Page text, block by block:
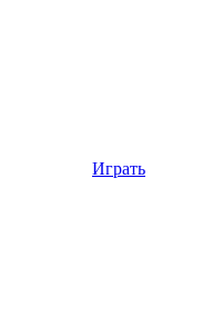
Играть